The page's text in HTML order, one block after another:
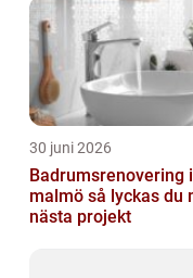
30 juni 2026
Badrumsrenovering i
malmö så lyckas du med
nästa projekt